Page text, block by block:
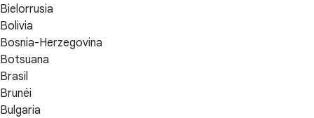
Bielorrusia
Bolivia
Bosnia-Herzegovina
Botsuana
Brasil
Brunéi
Bulgaria